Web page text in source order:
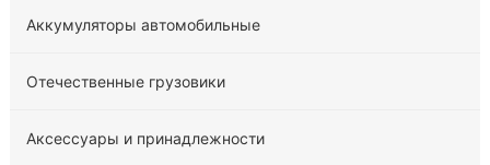
Аккумуляторы автомобильные
Отечественные грузовики
Аксессуары и принадлежности